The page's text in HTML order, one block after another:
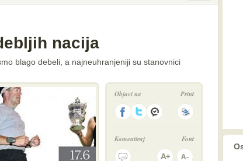
nacija
blago debeli, a najneuhranjeniji su stanovnici
Objavi na Print
Komentiraj Fontprethodno